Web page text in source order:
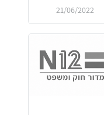
21/06/2022